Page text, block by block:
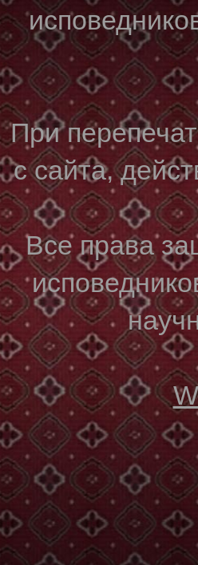
При
с сайта,
Все права